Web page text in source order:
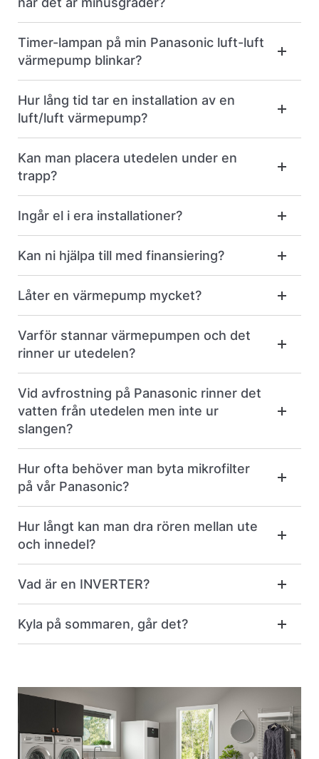
Timer-lampan på min Panasonic luft-luft
värmepump blinkar?
Hur lång tid tar en installation av en
luft/luft värmepump?
Kan man placera utedelen under en
trapp?
Ingår el i era installationer?
Kan ni hjälpa till med finansiering?
Låter en värmepump mycket?
Varför stannar värmepumpen och det
rinner ur utedelen?
Vid avfrostning på Panasonic rinner det
vatten från utedelen men inte ur
slangen?
Hur ofta behöver man byta mikrofilter
på vår Panasonic?
Hur långt kan man dra rören mellan ute
och innedel?
Vad är en INVERTER?
Kyla på sommaren, går det?